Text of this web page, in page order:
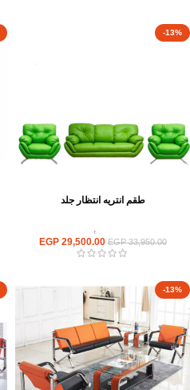
-13%
طقم انتريه انتظار جلد
انتريهات استقبال,
EGP33,950.00
EGP29,500.00
-13%